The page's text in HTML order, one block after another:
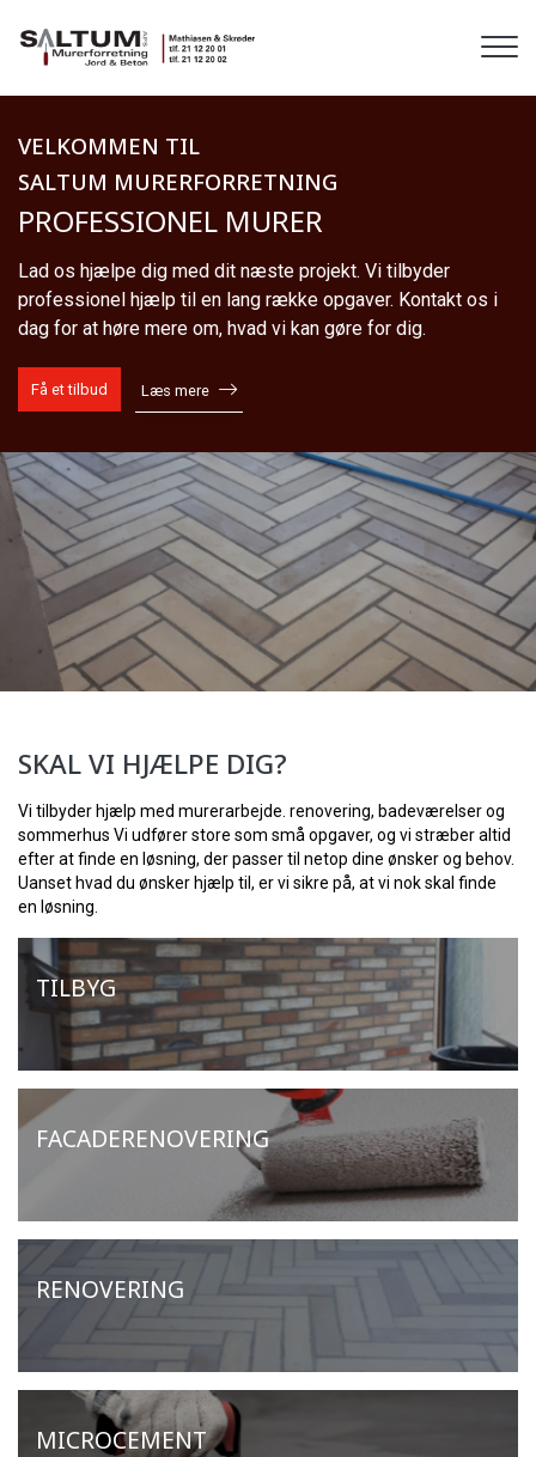
hovedindhold
VELKOMMEN TIL
SALTUM MURERFORRETNING
PROFESSIONEL MURER
Lad os hjælpe dig med dit næste projekt. Vi tilbyder
professionel hjælp til en lang række opgaver. Kontakt os i
dag for at høre mere om, hvad vi kan gøre for dig.
Få et tilbud Læs mere
SKAL VI HJÆLPE DIG?
Vi tilbyder hjælp med murerarbejde. renovering, badeværelser og
sommerhus Vi udfører store som små opgaver, og vi stræber altid
efter at finde en løsning, der passer til netop dine ønsker og behov.
Uanset hvad du ønsker hjælp til, er vi sikre på, at vi nok skal finde
en løsning.
TILBYG
FACADERENOVERING
RENOVERING
MICROCEMENT